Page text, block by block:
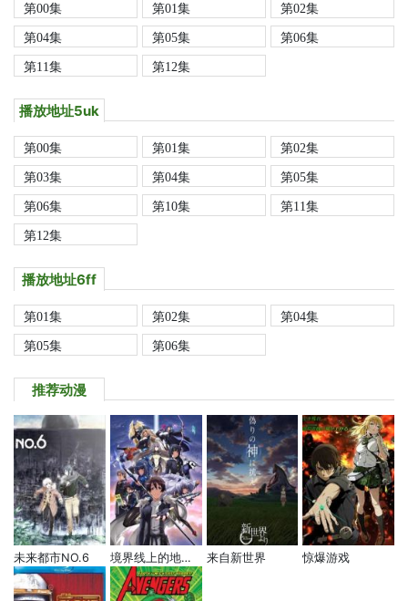
第00集 第01集
第02集
第04集
第05集
第06集
第11集
第12集
播放地址5uk
第00集 第01集
第02集
第03集
第04集
第05集
第06集
第10集
第11集
第12集
播放地址6ff
第01集 第02集
第04集
第05集
第06集
推荐动漫
未来都市NO.6 境界线上的地平线 第一季 来自新世界 惊爆游戏